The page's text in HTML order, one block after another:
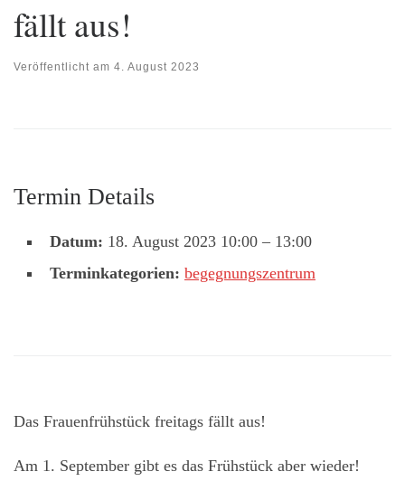
fällt aus!
Veröffentlicht am 4. August 2023
Termin Details
Datum: 18. August 2023 10:00 – 13:00
Terminkategorien: begegnungszentrum
Das Frauenfrühstück freitags fällt aus!
Am 1. September gibt es das Frühstück aber wieder!